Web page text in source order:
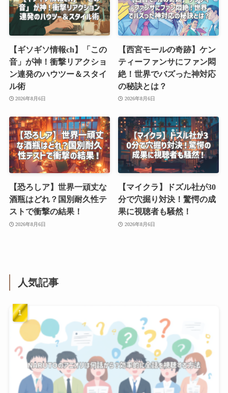
【ギソギソ情報ch】「この
音」が神！衝撃リアクショ
ン連発のハウツー＆スタイ
ル術
2026年8月6日
【西宮モールの奇跡】ケン
ティーファンサにファン悶
絶！世界でバズった神対応
の秘訣とは？
2026年8月6日
【恐ろしア】世界一頑丈な
酒瓶はどれ？国別耐久性テ
ストで衝撃の結果！
2026年8月6日
【マイクラ】ドズル社が30
分で穴掘り対決！驚愕の成
果に視聴者も騒然！
2026年8月6日
人気記事